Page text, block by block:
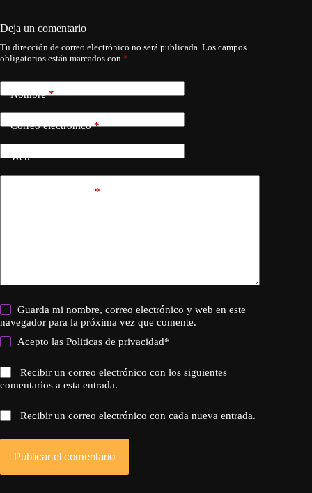
Deja un comentario
Tu dirección de correo electrónico no será publicada. Los campos
obligatorios están marcados con *
Nombre*
Correo electrónico*
Web
*
Guarda mi nombre, correo electrónico y web en este
navegador para la próxima vez que comente.
Acepto lasPoliticas de privacidad*
Recibir un correo electrónico con los siguientes
comentarios a esta entrada.
Recibir un correo electrónico con cada nueva entrada.
Publicar el comentario